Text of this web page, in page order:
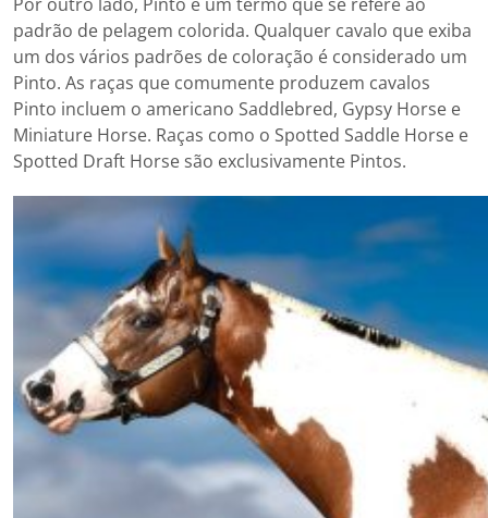
Por outro lado, Pinto é um termo que se refere ao
padrão de pelagem colorida. Qualquer cavalo que exiba
um dos vários padrões de coloração é considerado um
Pinto. As raças que comumente produzem cavalos
Pinto incluem o americano Saddlebred, Gypsy Horse e
Miniature Horse. Raças como o Spotted Saddle Horse e
Spotted Draft Horse são exclusivamente Pintos.